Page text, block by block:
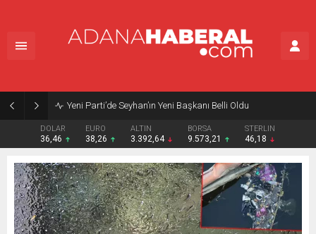
Yeni Parti’de Seyhan’ın Yeni Başkanı Belli Oldu
DOLAR
36,46
EURO
38,26
ALTIN
3.392,64
BORSA
9.573,21
STERLIN
46,18